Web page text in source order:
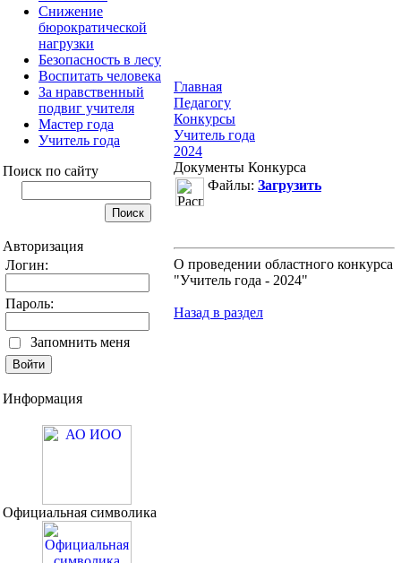
Снижение
бюрократической
нагрузки
Безопасность в лесу
Воспитать человека
За нравственный
подвиг учителя
Мастер года
Учитель года
Поиск по сайту
Авторизация
Логин:
Пароль:
Запомнить меня
Информация
Официальная символика
Главная
Педагогу
Конкурсы
Учитель года
2024
Документы Конкурса
Файлы: Загрузить
О проведении областного конкурса
"Учитель года - 2024"
Назад в раздел